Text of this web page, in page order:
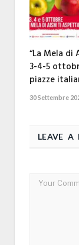
“La Mela di
3-4-5
piazze
30 Settembre
LEAVE A